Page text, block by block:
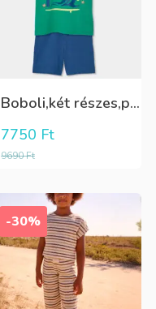
Boboli,két részes,pamut,fiú szett;elöl mintás póló+kék rövidnadrág
9690Ft
7750 Ft
-30%